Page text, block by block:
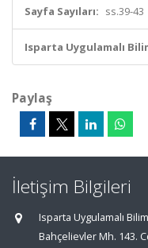
Sayfa Sayıları: ss.39-43
Isparta Uygulamalı
Paylaş
İletişim Bilgileri
Isparta Uygulamalı
Bahçelievler Mh. 143.